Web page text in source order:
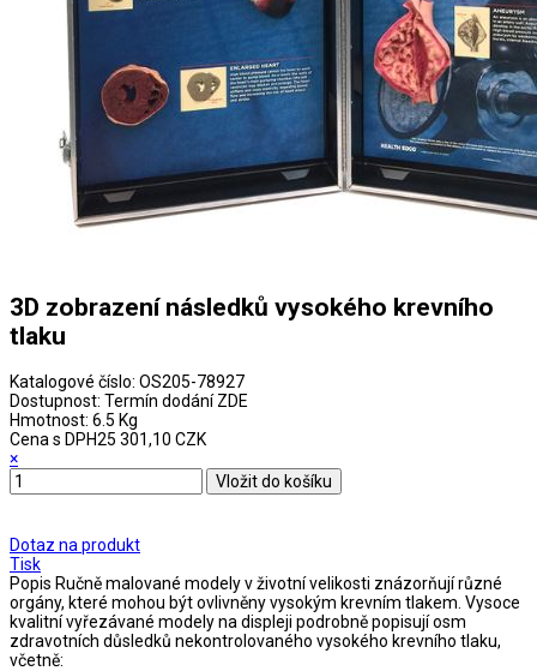
3D zobrazení následků vysokého krevního
tlaku
Katalogové číslo: OS205-78927
Dostupnost: Termín dodání ZDE
Hmotnost: 6.5 Kg
Cena s DPH25 301,10 CZK
×
Dotaz na produkt
Tisk
Popis Ručně malované modely v životní velikosti znázorňují různé
orgány, které mohou být ovlivněny vysokým krevním tlakem. Vysoce
kvalitní vyřezávané modely na displeji podrobně popisují osm
zdravotních důsledků nekontrolovaného vysokého krevního tlaku,
včetně: